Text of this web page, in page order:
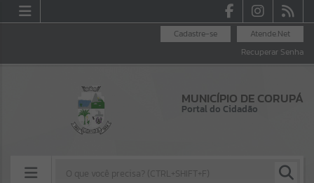
Atende.Net
Cadastre-se
Recuperar Senha
MUNICÍPIO DE CORUPÁ
Portal do Cidadão